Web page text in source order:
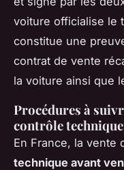
voiture officialise le
constitue une
contrat de vente
la voiture ainsi que
Procédures à
contrôle
En France, la vente
technique avant